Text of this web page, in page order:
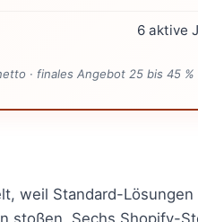
6 aktive
· finales Angebot 25 bis 45
weil Standard-
stoßen. Sechs Shopify-